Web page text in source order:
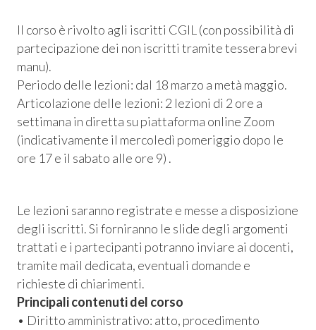
Il corso è rivolto agli iscritti CGIL (con possibilità di
partecipazione dei non iscritti tramite tessera brevi
manu).
Periodo delle lezioni: dal 18 marzo a metà maggio.
Articolazione delle lezioni: 2 lezioni di 2 ore a
settimana in diretta su piattaforma online Zoom
(indicativamente il mercoledì pomeriggio dopo le
ore 17 e il sabato alle ore 9) .
Le lezioni saranno registrate e messe a disposizione
degli iscritti. Si forniranno le slide degli argomenti
trattati e i partecipanti potranno inviare ai docenti,
tramite mail dedicata, eventuali domande e
richieste di chiarimenti.
Principali contenuti del corso
• Diritto amministrativo: atto, procedimento